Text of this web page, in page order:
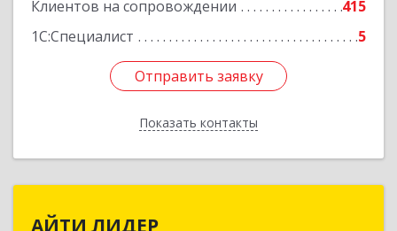
Клиентов на сопровождении
415
1С:Специалист
5
Отправить заявку
Показать контакты
Отправить заявку
Назад
АЙТИ ЛИДЕР